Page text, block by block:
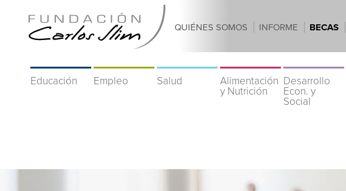
QUIÉNES SOMOS INFORME BECAS
Educación Empleo Salud
Alimentación
y Nutrición
Desarrollo
Econ. y
Social